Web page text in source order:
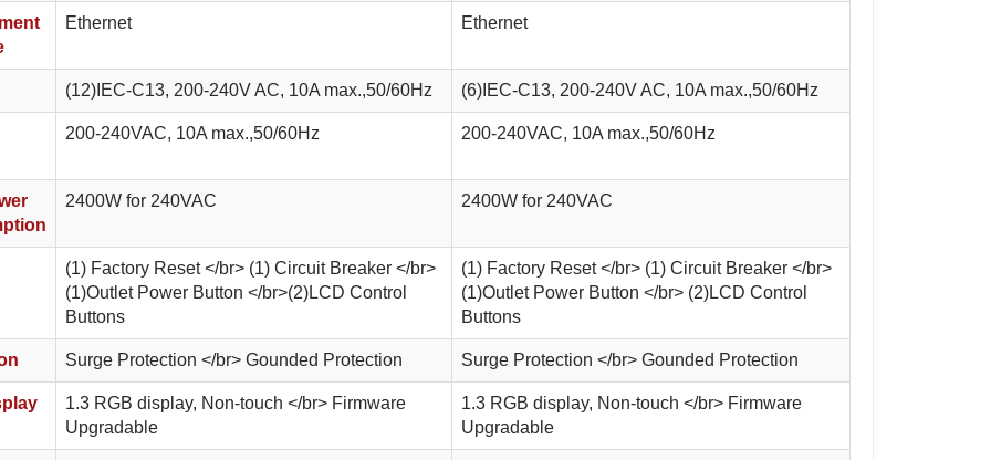
Ethernet Ethernet
(12)IEC-C13, 200-240V AC, 10A max.,50/60Hz (6)IEC-C13, 200-240V AC, 10A max.,50/60Hz
200-240VAC, 10A max.,50/60Hz 200-240VAC, 10A max.,50/60Hz
2400W for 240VAC 2400W for 240VAC
(1) Factory Reset </br> (1) Circuit Breaker </br>
(1)Outlet Power Button </br>(2)LCD Control
Buttons
(1) Factory Reset </br> (1) Circuit Breaker </br>
(1)Outlet Power Button </br> (2)LCD Control
Buttons
Surge Protection </br> Gounded Protection Surge Protection </br> Gounded Protection
1.3 RGB display, Non-touch </br> Firmware
Upgradable
1.3 RGB display, Non-touch </br> Firmware
Upgradable